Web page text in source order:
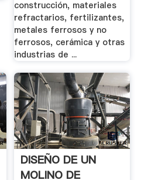
construcción, materiales
refractarios, fertilizantes,
metales ferrosos y no
ferrosos, cerámica y otras
industrias de ...
DISEÑO DE UN
MOLINO DE